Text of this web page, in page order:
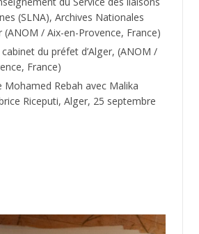
(SLNA), Archives Nationales
(ANOM / Aix-en-Provence, France)
du préfet d’Alger, (ANOM /
France)
Mohamed Rebah avec Malika
Riceputi, Alger, 25 septembre